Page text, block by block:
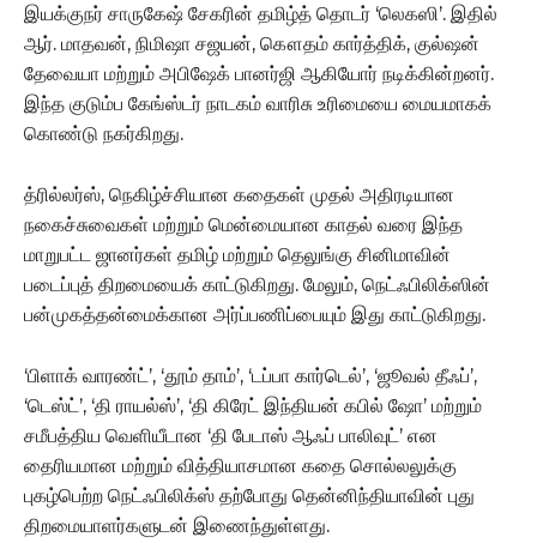
இயக்குநர் சாருகேஷ் சேகரின் தமிழ்த் தொடர் ‘லெகஸி’. இதில்
ஆர். மாதவன், நிமிஷா சஜயன், கௌதம் கார்த்திக், குல்ஷன்
தேவையா மற்றும் அபிஷேக் பானர்ஜி ஆகியோர் நடிக்கின்றனர்.
இந்த குடும்ப கேங்ஸ்டர் நாடகம் வாரிசு உரிமையை மையமாகக்
கொண்டு நகர்கிறது.
த்ரில்லர்ஸ், நெகிழ்ச்சியான கதைகள் முதல் அதிரடியான
நகைச்சுவைகள் மற்றும் மென்மையான காதல் வரை இந்த
மாறுபட்ட ஜானர்கள் தமிழ் மற்றும் தெலுங்கு சினிமாவின்
படைப்புத் திறமையைக் காட்டுகிறது. மேலும், நெட்ஃபிலிக்ஸின்
பன்முகத்தன்மைக்கான அர்ப்பணிப்பையும் இது காட்டுகிறது.
‘பிளாக் வாரண்ட்’, ‘தூம் தாம்’, ‘டப்பா கார்டெல்’, ‘ஜூவல் தீஃப்’,
‘டெஸ்ட்’, ‘தி ராயல்ஸ்’, ‘தி கிரேட் இந்தியன் கபில் ஷோ’ மற்றும்
சமீபத்திய வெளியீடான ‘தி பேடாஸ் ஆஃப் பாலிவுட்’ என
தைரியமான மற்றும் வித்தியாசமான கதை சொல்லலுக்கு
புகழ்பெற்ற நெட்ஃபிலிக்ஸ் தற்போது தென்னிந்தியாவின் புது
திறமையாளர்களுடன் இணைந்துள்ளது.